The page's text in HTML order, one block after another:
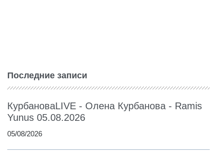
Последние записи
КурбановаLIVE - Олена Курбанова - Ramis
Yunus 05.08.2026
05/08/2026